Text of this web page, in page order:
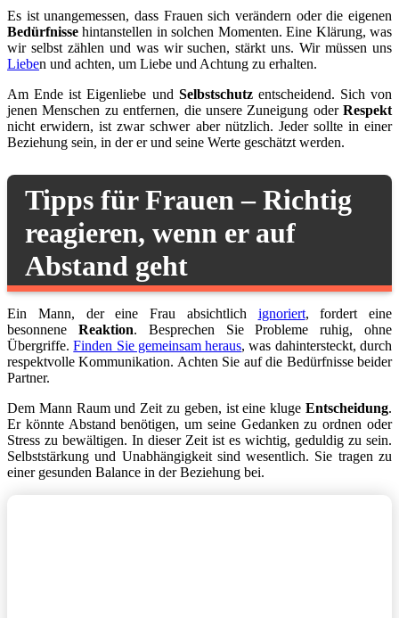
Es ist unangemessen, dass Frauen sich verändern oder die eigenen
Bedürfnisse hintanstellen in solchen Momenten. Eine Klärung, was
wir selbst zählen und was wir suchen, stärkt uns. Wir müssen uns
Lieben und achten, um Liebe und Achtung zu erhalten.
Am Ende ist Eigenliebe und Selbstschutzentscheidend. Sich von
jenen Menschen zu entfernen, die unsere Zuneigung oder Respekt
nicht erwidern, ist zwar schwer aber nützlich. Jeder sollte in einer
Beziehung sein, in der er und seine Werte geschätzt werden.
Tipps für Frauen – Richtig
reagieren, wenn er auf
Abstand geht
Ein Mann, der eine Frau absichtlich ignoriert, fordert eine
besonnene Reaktion. Besprechen Sie Probleme ruhig, ohne
Übergriffe.Finden Sie gemeinsam heraus, was dahintersteckt, durch
respektvolle Kommunikation. Achten Sie auf die Bedürfnisse beider
Partner.
Dem Mann Raum und Zeit zu geben, ist eine kluge Entscheidung.
Er könnte Abstand benötigen, um seine Gedanken zu ordnen oder
Stress zu bewältigen. In dieser Zeit ist es wichtig, geduldig zu sein.
Selbststärkung und Unabhängigkeit sind wesentlich. Sie tragen zu
einer gesunden Balance in der Beziehung bei.